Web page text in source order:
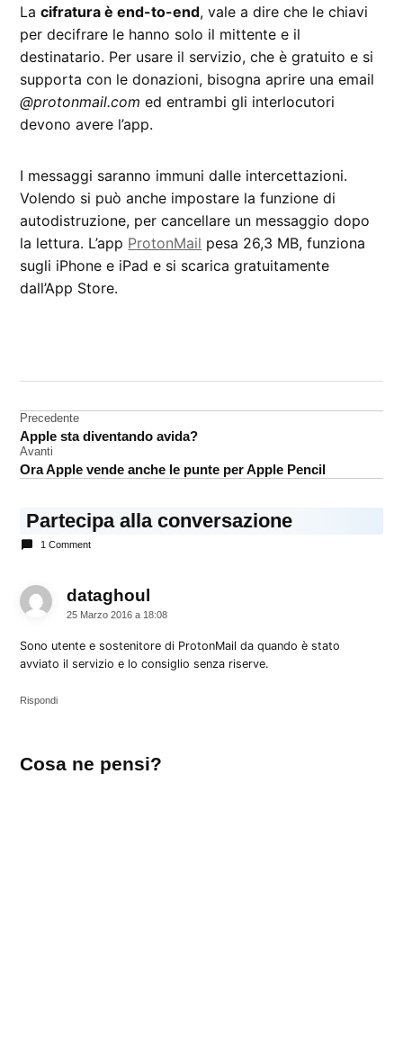
Lacifratura è end-to-end, vale a dire che le chiavi
per decifrare le hanno solo il mittente e il
destinatario. Per usare il servizio, che è gratuito e si
supporta con le donazioni, bisogna aprire una email
@protonmail.com ed entrambi gli interlocutori
devono avere l’app.
I messaggi saranno immuni dalle intercettazioni.
Volendo si può anche impostare la funzione di
autodistruzione, per cancellare un messaggio dopo
la lettura. L’app ProtonMail pesa 26,3 MB, funziona
sugli iPhone e iPad e si scarica gratuitamente
dall’App Store.
Navigazione
articoli
Precedente
Apple sta diventando avida?
Avanti
Ora Apple vende anche le punte per Apple Pencil
Partecipa alla conversazione
1 Comment
dataghoul
25 Marzo 2016 a 18:08
Sono utente e sostenitore di ProtonMail da quando è stato
avviato il servizio e lo consiglio senza riserve.
Rispondi
un
Cosa ne pensi?